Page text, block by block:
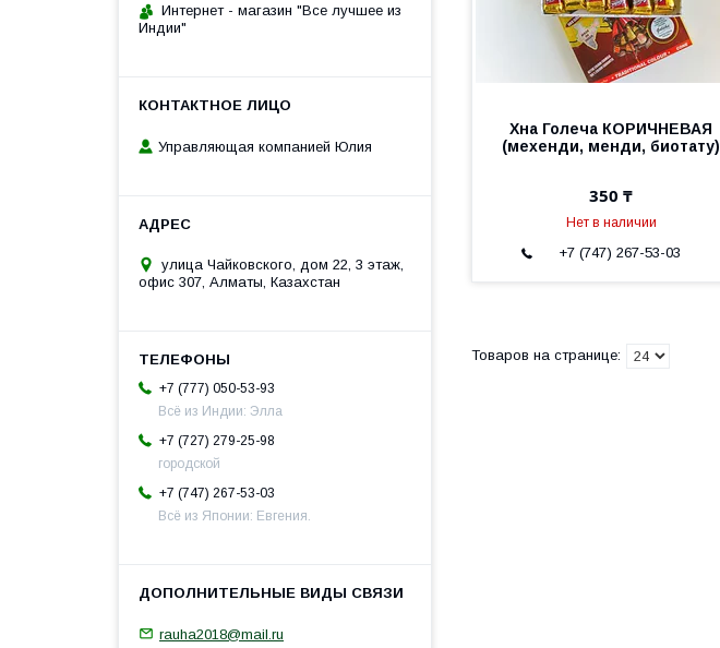
Хна Голеча КОРИЧНЕВАЯ
(мехенди, менди, биотату)
350 ₸
Нет в наличии
+7 (747) 267-53-03
Интернет - магазин "Все лучшее из
Индии"
Управляющая компанией Юлия
улица Чайковского, дом 22, 3 этаж,
офис 307, Алматы, Казахстан
+7 (777) 050-53-93
Всё из Индии: Элла
+7 (727) 279-25-98
городской
+7 (747) 267-53-03
Всё из Японии: Евгения.
rauha2018@mail.ru